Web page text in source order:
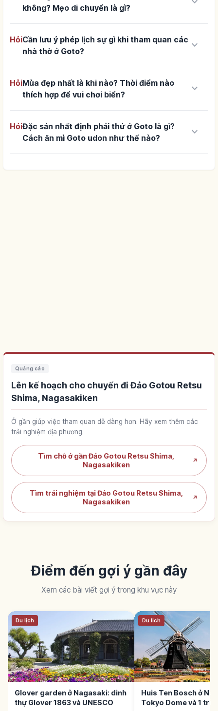
không? Mẹo di chuyển là gì?
HỏiCần lưu ý phép lịch sự gì khi tham quan các
nhà thờ ở Goto?
keyboard_arrow_down
HỏiMùa đẹp nhất là khi nào? Thời điểm nào
thích hợp để vui chơi biển?
keyboard_arrow_down
HỏiĐặc sản nhất định phải thử ở Goto là gì?
Cách ăn mì Goto udon như thế nào?
keyboard_arrow_down
Quảng cáo
Lên kế hoạch cho chuyến đi Đảo Gotou Retsu
Shima, Nagasakiken
Ở gần giúp việc tham quan dễ dàng hơn. Hãy xem thêm các
trải nghiệm địa phương.
Tìm chỗ ở gần Đảo Gotou Retsu Shima,
Nagasakiken
↗
Tìm trải nghiệm tại Đảo Gotou Retsu Shima,
Nagasakiken
↗
Điểm đến gợi ý gần đây
Xem các bài viết gợi ý trong khu vực này
Du lịch
Glover garden ở Nagasaki: dinh
thự Glover 1863 và UNESCO
Du lịch
Huis Ten Bosch ở
Tokyo Dome và 1